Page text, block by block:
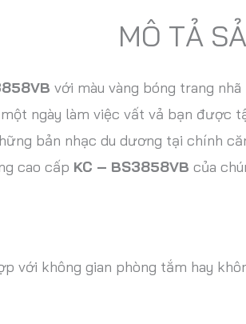
MÔ TẢ
với màu vàng bóng trang
ngày làm việc vất vả bạn
bản nhạc du dương tại chính
cao cấp KC – BS3858VB của
với không gian phòng tắm hay